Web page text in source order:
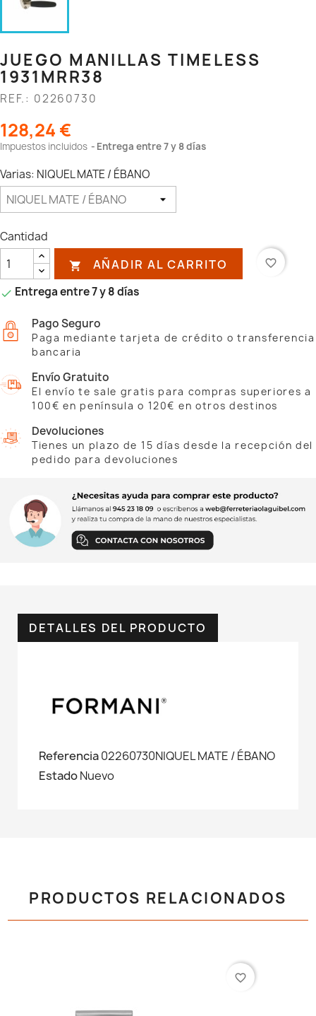
JUEGO MANILLAS TIMELESS
1931MRR38
REF.: 02260730
128,24 €
Impuestos incluidos Entrega entre 7 y 8 días
Varias: NIQUEL MATE / ÉBANO
Cantidad
 AÑADIR AL CARRITO favorite_border
 Entrega entre 7 y 8 días
Pago Seguro
Paga mediante tarjeta de crédito o transferencia
bancaria
Envío Gratuito
El envío te sale gratis para compras superiores a
100€ en península o 120€ en otros destinos
Devoluciones
Tienes un plazo de 15 días desde la recepción del
pedido para devoluciones
DETALLES DEL PRODUCTO
Referencia02260730NIQUEL MATE / ÉBANO
EstadoNuevo
PRODUCTOS RELACIONADOS
favorite_border